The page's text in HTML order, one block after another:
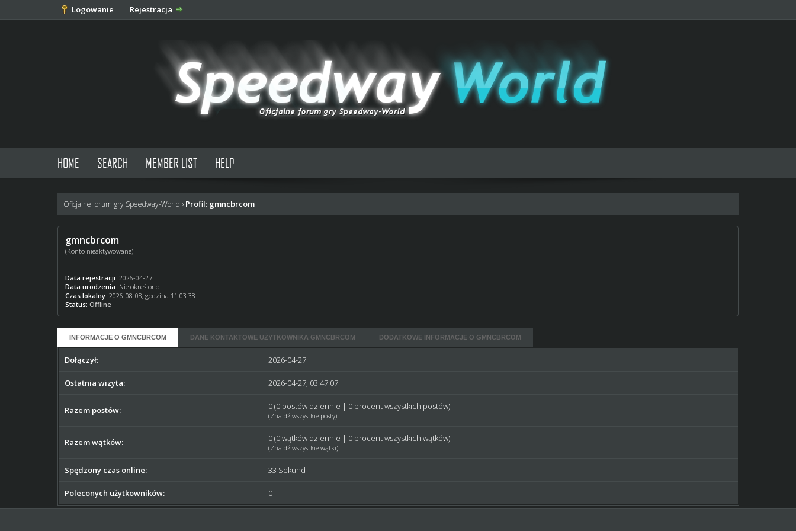
Logowanie Rejestracja
HOME SEARCH MEMBER LIST HELP
Oficjalne forum gry Speedway-World › Profil: gmncbrcom
gmncbrcom
(Konto nieaktywowane)
Data rejestracji: 2026-04-27
Data urodzenia: Nie określono
Czas lokalny: 2026-08-08, godzina 11:03:38
Status: Offline
INFORMACJE O GMNCBRCOM DANE KONTAKTOWE UŻYTKOWNIKA GMNCBRCOM DODATKOWE INFORMACJE O GMNCBRCOM
Dołączył: 2026-04-27
Ostatnia wizyta: 2026-04-27, 03:47:07
Razem postów: 0 (0 postów dziennie | 0 procent wszystkich postów)
(Znajdź wszystkie posty)
Razem wątków: 0 (0 wątków dziennie | 0 procent wszystkich wątków)
(Znajdź wszystkie wątki)
Spędzony czas online: 33 Sekund
Poleconych użytkowników: 0